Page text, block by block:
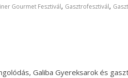
Gourmet Fesztivál, Gasztrofesztivál,
Galiba Gyereksarok és